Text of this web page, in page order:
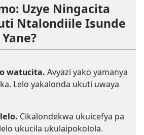
Uzye Ningacita
Ntalondiile Isunde
watucita. Avyazi yako yamanya
Lelo yakalonda ukuti uwaya
Cikalondekwa ukuicefya pa
ukucila ukulaipokolola.